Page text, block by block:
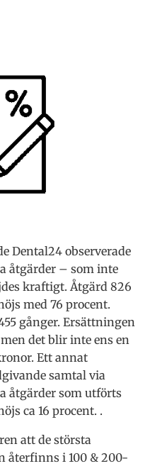
Dental24 observerade
åtgärder – som inte
kraftigt. Åtgärd 826
med 76 procent.
gånger. Ersättningen
det blir inte ens en
Ett annat
samtal via
åtgärder som utförts
ca 16 procent. .
att de största
återfinns i 100 & 200-